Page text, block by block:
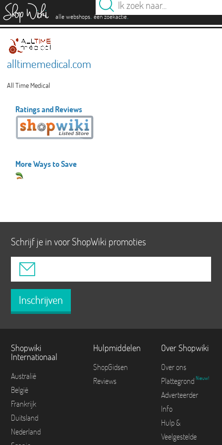
alle webshops. één zoekactie.
alltimemedical.com
All Time Medical
Ratings and Reviews
More Ways to Save
Schrijf je in voor ShopWiki promoties
Inschrijven
Shopwiki
Internationaal
Australië
België
Frankrijk
Duitsland
Nederland
Hulpmiddelen
ShopGidsen
Reviews
Over Shopwiki
Over ons
Plattegrond Nieuw!
Adverteerder
Info
Hulp &
Veelgestelde